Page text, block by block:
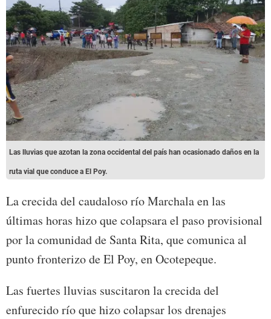
Las lluvias que azotan la zona occidental del país han ocasionado daños en la
ruta vial que conduce a El Poy.
La crecida del caudaloso río Marchala en las
últimas horas hizo que colapsara el paso provisional
por la comunidad de Santa Rita, que comunica al
punto fronterizo de El Poy, en Ocotepeque.
Las fuertes lluvias suscitaron la crecida del
enfurecido río que hizo colapsar los drenajes